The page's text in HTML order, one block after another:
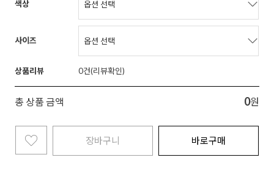
색상
사이즈
상품리뷰 0
총 상품 금액 0원
장바구니 바로구매